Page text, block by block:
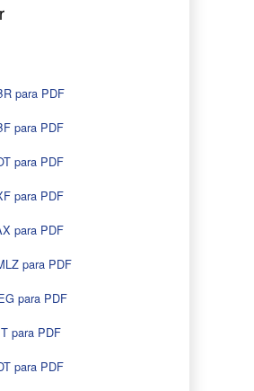
para PDF
para PDF
para PDF
para PDF
para PDF
para PDF
para PDF
para PDF
para PDF